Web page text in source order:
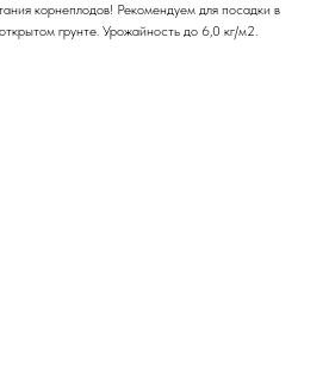
корнеплодов! Рекомендуем для посадки в
грунте. Урожайность до 6,0 кг/м2.